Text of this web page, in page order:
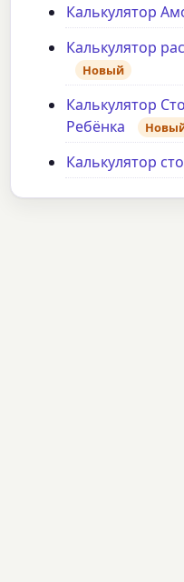
Калькулятор
Калькулятор
Новый
Калькулятор
Ребёнка
Калькулятор